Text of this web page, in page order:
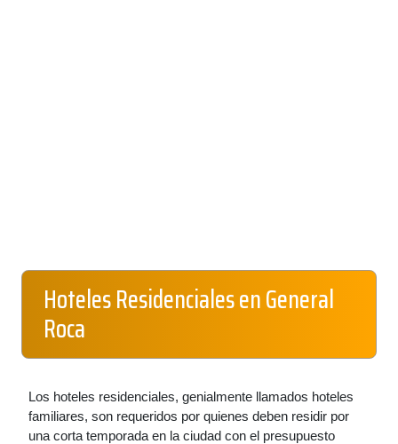
Hoteles Residenciales en General
Roca
Los hoteles residenciales, genialmente llamados hoteles
familiares, son requeridos por quienes deben residir por
una corta temporada en la ciudad con el presupuesto